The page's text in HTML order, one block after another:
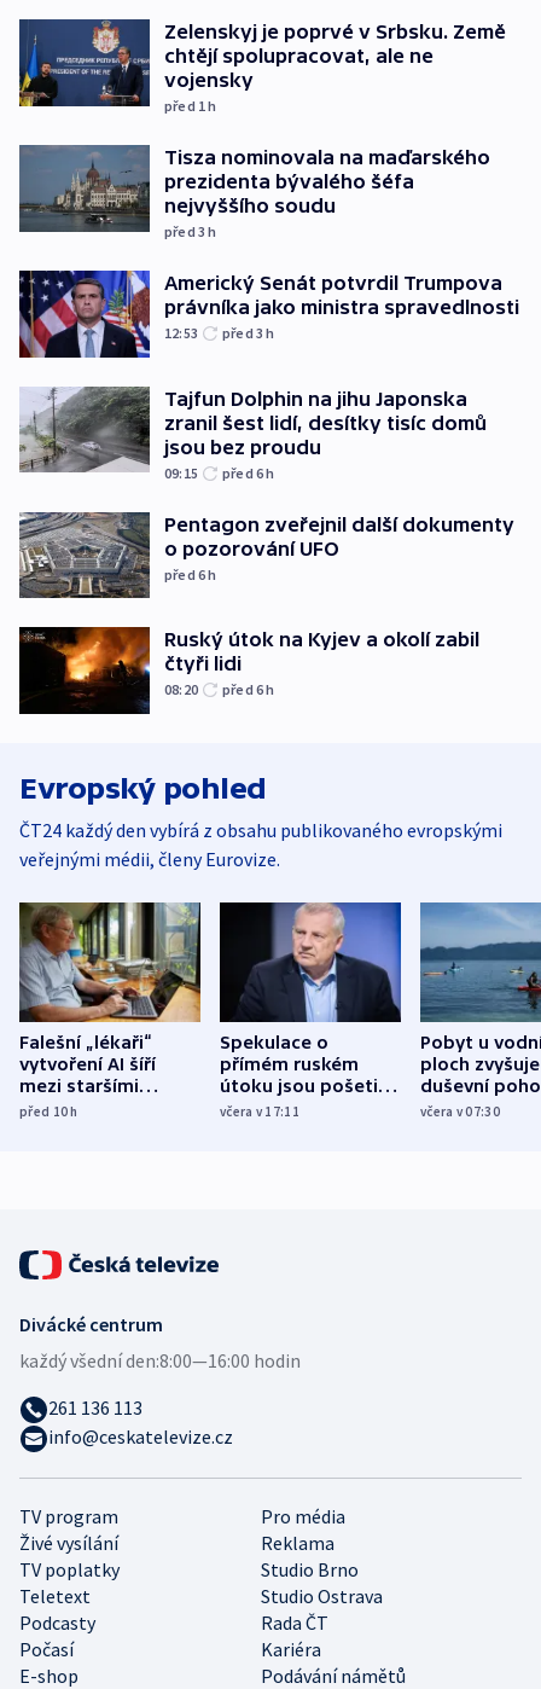
Zelenskyj je poprvé v Srbsku. Země
chtějí spolupracovat, ale ne
vojensky
před 1h
Tisza nominovala na maďarského
prezidenta bývalého šéfa
nejvyššího soudu
před 3h
Americký Senát potvrdil Trumpova
právníka jako ministra spravedlnosti
12:53 před 3h
Tajfun Dolphin na jihu Japonska
zranil šest lidí, desítky tisíc domů
jsou bez proudu
09:15 před 6h
Pentagon zveřejnil další dokumenty
o pozorování UFO
před 6h
Ruský útok na Kyjev a okolí zabil
čtyři lidi
08:20 před 6h
Evropský pohled
ČT24 každý den vybírá z obsahu publikovaného evropskými
veřejnými médii, členy Eurovize.
Falešní „lékaři“
vytvoření AI šíří
mezi staršími
Poláky nebezpečné
před 10h
Spekulace o
přímém ruském
útoku jsou pošetilé,
míní estonský
včera v 17:11
Pobyt u
ploch zvyšuje
duševní
ukázala
včera v 07:30
TV program
Pro média
Živé vysílání
Reklama
TV poplatky
Studio Brno
Teletext
Studio Ostrava
Podcasty
Rada ČT
Počasí
Kariéra
E-shop
Podávání námětů
Divácké centrum
každý všední den:8:00—16:00 hodin
261 136 113
info@ceskatelevize.cz